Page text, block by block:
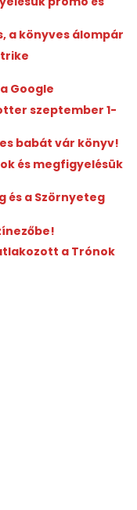
a könyves álompár
Google
szeptember 1-
babát vár könyv!
és megfigyelésük
és a Szörnyeteg
a Trónok